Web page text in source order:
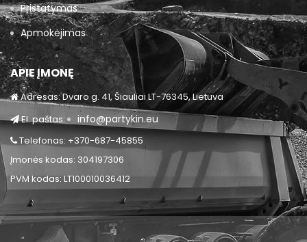
Pristatymas
Apmokėjimas
APIE ĮMONĘ
Adresas: Dvaro g. 41, Šiauliai LT-76345, Lietuva
El. paštas:
info@partykin.eu
Telefonas: +370-687-45855
Įmonės kodas: 304197306
PVM kodas: LT100010036412